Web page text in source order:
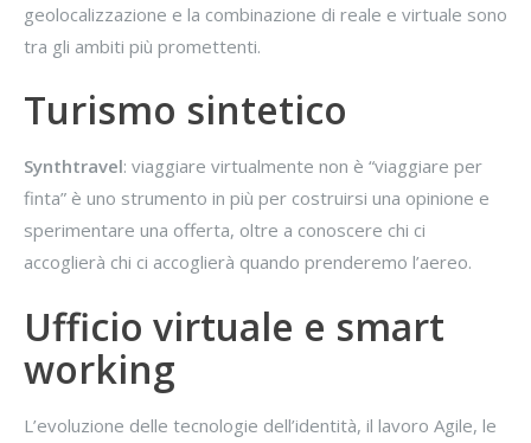
geolocalizzazione e la combinazione di reale e virtuale sono
tra gli ambiti più promettenti.
Turismo sintetico
Synthtravel: viaggiare virtualmente non è “viaggiare per
finta” è uno strumento in più per costruirsi una opinione e
sperimentare una offerta, oltre a conoscere chi ci
accoglierà chi ci accoglierà quando prenderemo l’aereo.
Ufficio virtuale e smart
working
L’evoluzione delle tecnologie dell’identità, il lavoro Agile, le